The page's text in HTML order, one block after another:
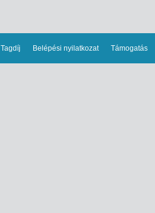
Tagdíj Belépési nyilatkozat Támogatás